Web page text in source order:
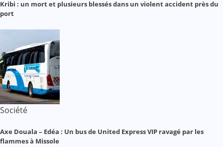
Kribi : un mort et plusieurs blessés dans un violent accident près du
port
Société
Axe Douala – Edéa : Un bus de United Express VIP ravagé par les
flammes à Missole